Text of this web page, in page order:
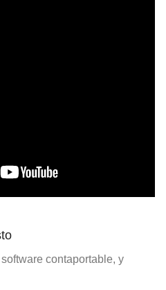
contaportable, y